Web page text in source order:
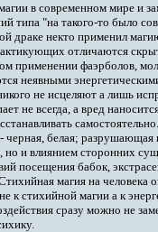
в современном мире и
типа "на такого-то было
драке некто применил
отличаются
применении фаэрболов,
неявными
не исцеляют а лишь
не всегда, а вред
самостоятельно.
белая; разрушающая
но и влиянием сторонних
посещения бабок,
магия на человека
к стихийной магии а к
сразу можно не